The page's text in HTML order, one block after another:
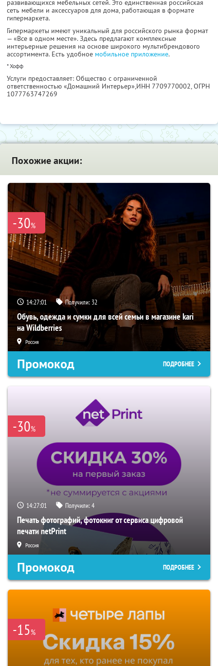
развивающихся мебельных сетей. Это единственная российская
сеть мебели и аксессуаров для дома, работающая в формате
гипермаркета.
Гипермаркеты имеют уникальный для российского рынка формат
— «Все в одном месте». Здесь предлагают комплексные
интерьерные решения на основе широкого мультибрендового
ассортимента. Есть удобное мобильное приложение.
* Хофф
Услуги предоставляет: Общество с ограниченной
ответственностью «Домашний Интерьер»,ИНН 7709770002, ОГРН
1077763747269
Похожие акции:
-30%
14:27:00 Получили: 32
Обувь, одежда и сумки для всей семьи в магазине kari
на Wildberries
Россия
Промокод ПОДРОБНЕЕ
-30%
14:27:00 Получили:4
Печать фотографий, фотокниг от сервиса цифровой
печати netPrint
Россия
Промокод ПОДРОБНЕЕ
-15%